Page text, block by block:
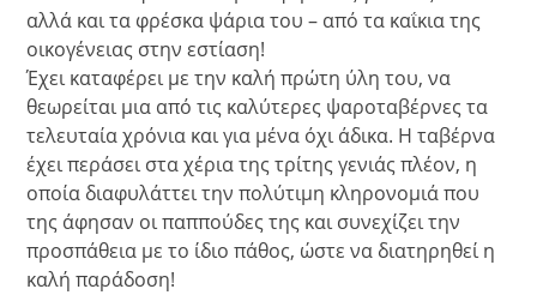
αλλά και τα φρέσκα ψάρια του – από τα καΐκια της
οικογένειας στην εστίαση!
Έχει καταφέρει με την καλή πρώτη ύλη του, να
θεωρείται μια από τις καλύτερες ψαροταβέρνες τα
τελευταία χρόνια και για μένα όχι άδικα. Η ταβέρνα
έχει περάσει στα χέρια της τρίτης γενιάς πλέον, η
οποία διαφυλάττει την πολύτιμη κληρονομιά που
της άφησαν οι παππούδες της και συνεχίζει την
προσπάθεια με το ίδιο πάθος, ώστε να διατηρηθεί η
καλή παράδοση!